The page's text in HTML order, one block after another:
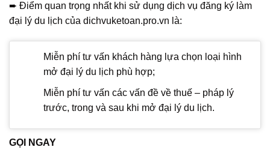
➨ Điểm quan trọng nhất khi sử dụng dịch vụ đăng ký làm
đại lý du lịch của dichvuketoan.pro.vn là:
Miễn phí tư vấn khách hàng lựa chọn loại hình
mở đại lý du lịch phù hợp;
Miễn phí tư vấn các vấn đề về thuế – pháp lý
trước, trong và sau khi mở đại lý du lịch.
GỌI NGAY